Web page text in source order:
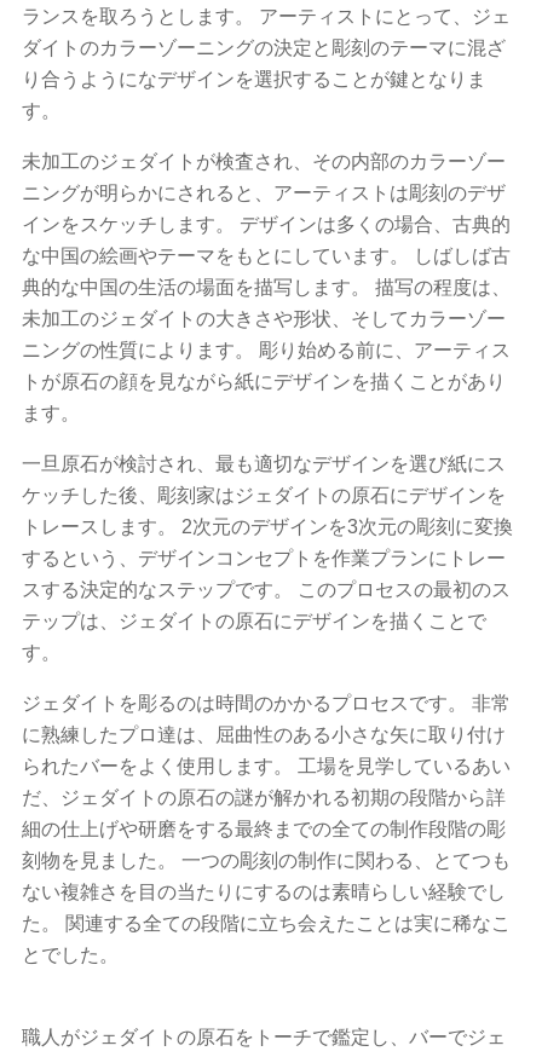
ランスを取ろうとします。 アーティストにとって、ジェ
ダイトのカラーゾーニングの決定と彫刻のテーマに混ざ
り合うようになデザインを選択することが鍵となりま
す。
未加工のジェダイトが検査され、その内部のカラーゾー
ニングが明らかにされると、アーティストは彫刻のデザ
インをスケッチします。 デザインは多くの場合、古典的
な中国の絵画やテーマをもとにしています。 しばしば古
典的な中国の生活の場面を描写します。 描写の程度は、
未加工のジェダイトの大きさや形状、そしてカラーゾー
ニングの性質によります。 彫り始める前に、アーティス
トが原石の顔を見ながら紙にデザインを描くことがあり
ます。
一旦原石が検討され、最も適切なデザインを選び紙にス
ケッチした後、彫刻家はジェダイトの原石にデザインを
トレースします。 2次元のデザインを3次元の彫刻に変換
するという、デザインコンセプトを作業プランにトレー
スする決定的なステップです。 このプロセスの最初のス
テップは、ジェダイトの原石にデザインを描くことで
す。
ジェダイトを彫るのは時間のかかるプロセスです。 非常
に熟練したプロ達は、屈曲性のある小さな矢に取り付け
られたバーをよく使用します。 工場を見学しているあい
だ、ジェダイトの原石の謎が解かれる初期の段階から詳
細の仕上げや研磨をする最終までの全ての制作段階の彫
刻物を見ました。 一つの彫刻の制作に関わる、とてつも
ない複雑さを目の当たりにするのは素晴らしい経験でし
た。 関連する全ての段階に立ち会えたことは実に稀なこ
とでした。
職人がジェダイトの原石をトーチで鑑定し、バーでジェ